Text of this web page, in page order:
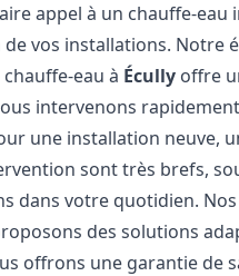
appel à un chauffe-eau
vos installations. Notre
eau à Écully offre
intervenons
une installation neuve,
sont très brefs,
dans votre quotidien.
des solutions
offrons une garantie de